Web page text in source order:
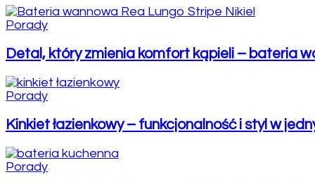
Porady
Detal, który zmienia komfort kąpieli – bateria
Porady
Kinkiet łazienkowy – funkcjonalność i styl w
Porady